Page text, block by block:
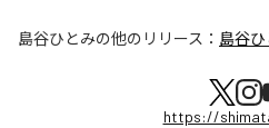
島谷ひとみの他のリリース： 島谷
https://